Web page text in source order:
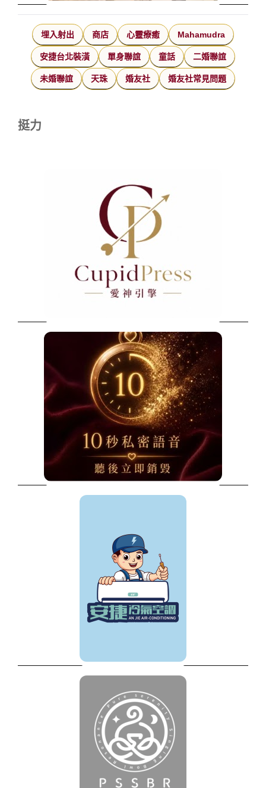
埋入射出 商店 心靈療癒 Mahamudra
安捷台北裝潢 單身聯誼 童話 二婚聯誼
未婚聯誼 天珠 婚友社 婚友社常見問題
挺力